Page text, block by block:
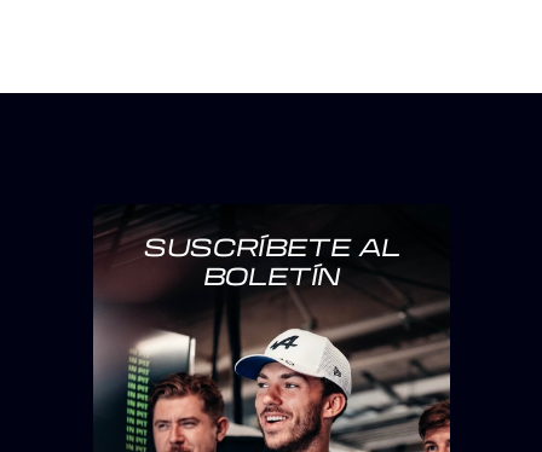
SUSCRÍBETE AL
BOLETÍN